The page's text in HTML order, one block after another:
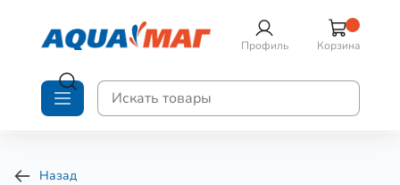
Профиль Корзина
Назад